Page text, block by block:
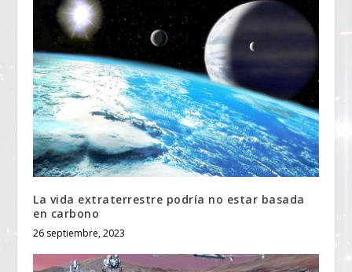
La vida extraterrestre podría no estar basada
en carbono
26 septiembre, 2023